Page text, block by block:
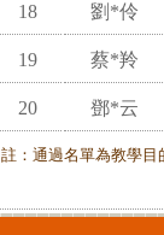
18 劉*伶
19 蔡*羚
20 鄧*云
註：通過名單為教學目